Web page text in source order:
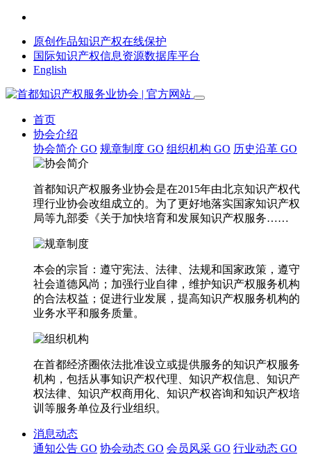
原创作品知识产权在线保护
国际知识产权信息资源数据库平台
English
首页
协会介绍
协会简介 GO 规章制度 GO 组织机构 GO 历史沿革 GO
首都知识产权服务业协会是在2015年由北京知识产权代
理行业协会改组成立的。为了更好地落实国家知识产权
局等九部委《关于加快培育和发展知识产权服务……
本会的宗旨：遵守宪法、法律、法规和国家政策，遵守
社会道德风尚；加强行业自律，维护知识产权服务机构
的合法权益；促进行业发展，提高知识产权服务机构的
业务水平和服务质量。
在首都经济圈依法批准设立或提供服务的知识产权服务
机构，包括从事知识产权代理、知识产权信息、知识产
权法律、知识产权商用化、知识产权咨询和知识产权培
训等服务单位及行业组织。
消息动态
通知公告 GO 协会动态 GO 会员风采 GO 行业动态 GO